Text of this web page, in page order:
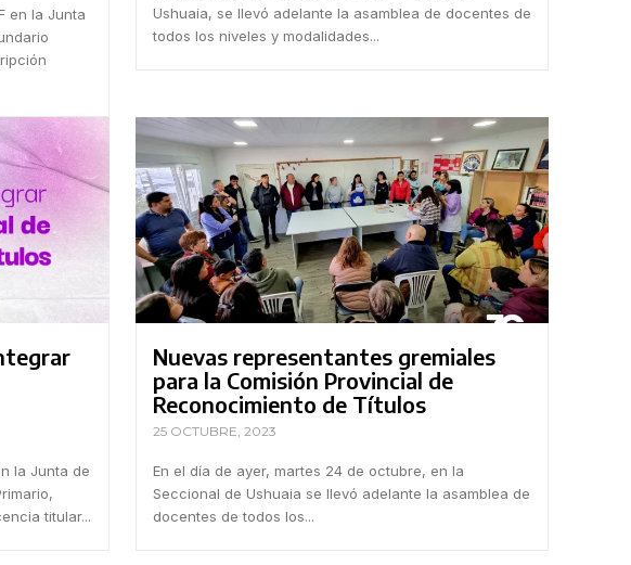
en la Junta
Ushuaia, se llevó adelante la asamblea de docentes de
todos los niveles y modalidades...
la Junta de
titular...
Nuevas representantes gremiales
para la Comisión Provincial de
Reconocimiento de Títulos
25 OCTUBRE, 2023
En el día de ayer, martes 24 de octubre, en la
Seccional de Ushuaia se llevó adelante la asamblea de
docentes de todos los...